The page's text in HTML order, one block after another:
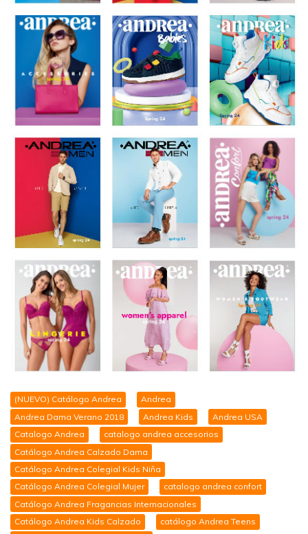
(NUEVO) Catálogo Andrea
Andrea
Andrea Dama Verano 2018
Andrea Kids
Andrea USA
Catalogo Andrea
catalogo andrea accesorios
Catálogo Andrea Calzado Dama
Catálogo Andrea Colegial Kids Niña
Catálogo Andrea Colegial Mujer
catalogo andrea confort
Catálogo Andrea Fragancias Internacionales
Catálogo Andrea Kids Calzado
catálogo Andrea Teens